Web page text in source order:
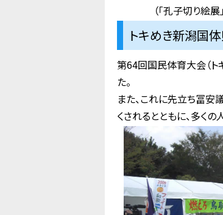
（「孔子切り絵
トキめき新潟国
第64回国民体育大会（
た。
また、これに先立ち冨
くされるとともに、多く